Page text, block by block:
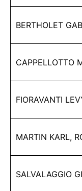
BERTHOLET
CAPPELLOTTO
FIORAVANTI
MARTIN KARL,
SALVALAGGIO